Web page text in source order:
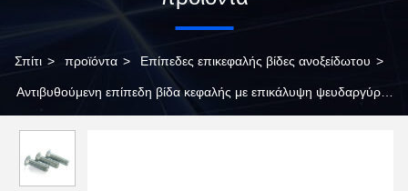
Σπίτι > προϊόντα > Επίπεδες επικεφαλής βίδες ανοξείδωτου >
Αντιβυθούμενη επίπεδη βίδα κεφαλής με επικάλυψη ψευδαργύρου